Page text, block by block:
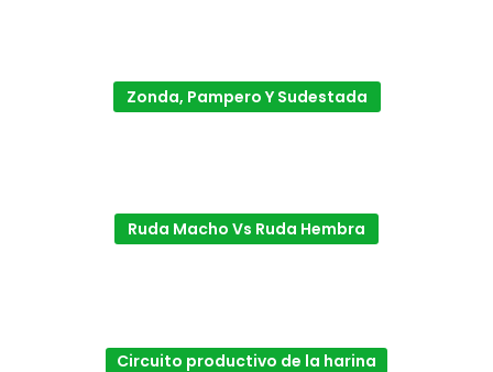
Zonda, Pampero Y Sudestada
Ruda Macho Vs Ruda Hembra
Circuito productivo de la harina